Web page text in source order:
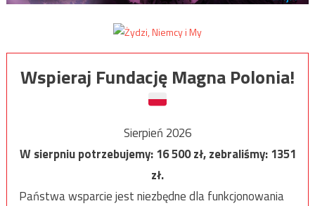
Wspieraj Fundację Magna Polonia!
Sierpień 2026
W sierpniu potrzebujemy:16 500zł, zebraliśmy:1351
zł.
Państwa wsparcie jest niezbędne dla funkcjonowania